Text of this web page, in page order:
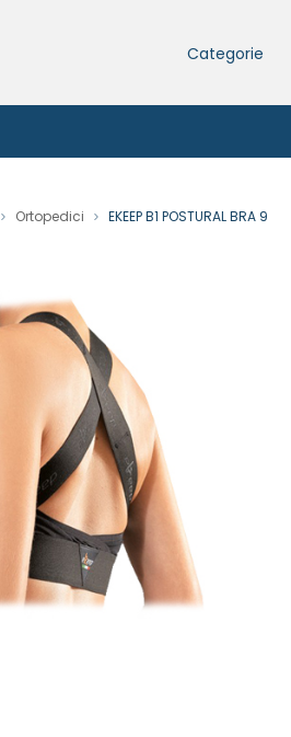
Categorie
Ortopedici EKEEP B1 POSTURAL BRA 9